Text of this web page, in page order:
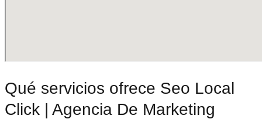
Qué servicios ofrece Seo Local
Click | Agencia De Marketing